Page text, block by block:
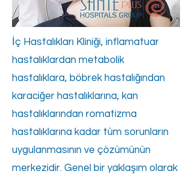
İç Hastalıkları Kliniği, inflamatuar
hastalıklardan metabolik
hastalıklara, böbrek hastalığından
karaciğer hastalıklarına, kan
hastalıklarından romatizma
hastalıklarına kadar tüm sorunların
uygulanmasının ve çözümünün
merkezidir. Genel bir yaklaşım olarak